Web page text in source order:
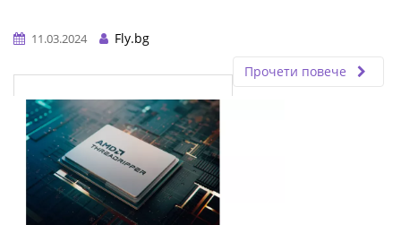
11.03.2024
Fly.bg
Прочети повече